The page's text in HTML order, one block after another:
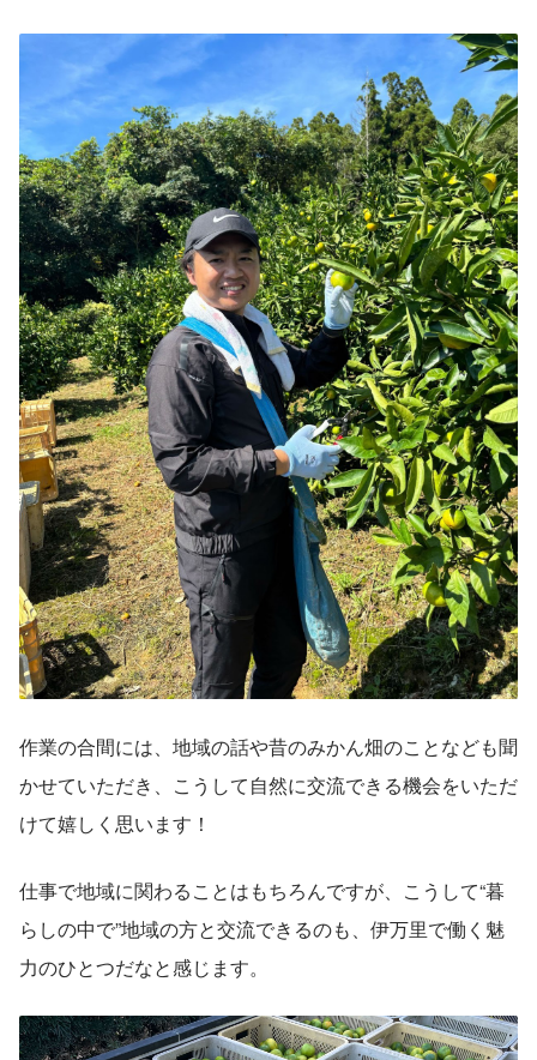
作業の合間には、地域の話や昔のみかん畑のことなども聞
かせていただき、こうして自然に交流できる機会をいただ
けて嬉しく思います！
仕事で地域に関わることはもちろんですが、こうして“暮
らしの中で”地域の方と交流できるのも、伊万里で働く魅
力のひとつだなと感じます。